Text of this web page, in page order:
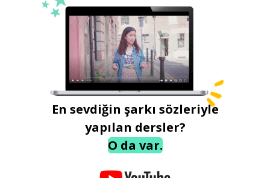
En sevdiğin şarkı sözleriyle
yapılan dersler?
O da var.